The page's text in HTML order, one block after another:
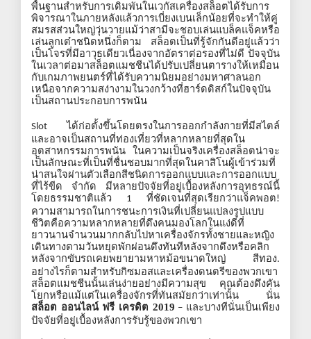
พื้นฐานสำหรับการเดิมพันในเวกัสเครื่องสล็อตได้รับการ
พิจารณาในภายหลังแล้วการเบี่ยงเบนเล็กน้อยที่จะทำให้คู่
สมรสส่วนใหญ่วุ่นวายแม้ว่าสามีจะชอบเล่นแบล็คแจ็คหรือ
เล่นลูกเต๋าชนิดหนึ่งก็ตาม
สล็อตเป็นที่รู้จักกันดีอยู่แล้วว่า
เป็นโจรที่มีอาวุธเดียวเนื่องจากอัตราต่อรองที่ไม่ดี ปัจจุบัน
ในเวลาต่อมาสล็อตแมชชีนได้ปรับเปลี่ยนตารางให้เหมือน
กับเกมภาพยนตร์ที่ได้รับความนิยมอย่างมหาศาลนอก
เหนือจากความสง่างามในวงกว้างที่ฮาร์ดดิสก์ในปัจจุบัน
เป็นสถานประกอบการพนัน
Slot ได้ก่อตั้งขึ้นโดยตรงในการออกกำลังกายที่มีสไตล์
และอาจเป็นสถานที่ท่องเที่ยวที่หลากหลายที่สุดใน
อุตสาหกรรมการพนัน
ในความเป็นจริงเครื่องสล็อตน่าจะ
เป็นลักษณะที่เป็นที่ชื่นชอบมากที่สุดในคาสิโนผู้เข้าร่วมที่
น่าสนใจผ่านตัวเลือกสีชนิดการออกแบบและการออกแบบ
ที่ไร้ขีด
จำกัด
มีหลายปัจจัยที่อยู่เบื้องหลังการอุทธรณ์นี้
โดยธรรมชาติแล้ว 1 ที่ชัดเจนที่สุดเรียกว่าแจ็คพอต!
ความสามารถในการชนะการเงินที่เปลี่ยนแปลงรูปแบบ
ชีวิตคือความหลากหลายที่ดึงคนมองโลกในแง่ดีที่
ยาวนานจำนวนมากกลับไปหาเครื่องจักรทั้งชายและหญิง
เดินทางตามวันหยุดพักผ่อนดึงทันทีหลังจากดึงหรือคลิก
หลังจากขับรถเคยพยายามหาหม้อขนาดใหญ่
สีทอง.
อย่างไรก็ตามสำหรับกิซมอสและเครื่องดนตรีของพวกเขา
สล็อตแมชชีนนั้นเล่นง่ายอย่างมีความสุข
คุณต้องดึงคัน
โยกหรือแม้แต่ในเครื่องจักรที่ทันสมัยกว่าเท่านั้น
นั่น
สล็อต ออนไลน์ ฟรี เครดิต 2019 – และบางทีนั่นเป็นเพียง
ปัจจัยที่อยู่เบื้องหลังการรับรู้ของพวกเขา